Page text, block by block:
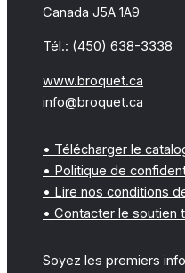
Canada J5A 1A9
Tél.: (450) 638-3338
www.broquet.ca
info@broquet.ca
• Télécharger le
• Politique de
• Lire nos conditions
• Contacter le soutien
Soyez les premiers